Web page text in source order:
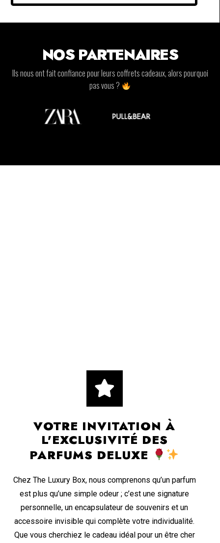
NOS PARTENAIRES
Ils nous ont fait confiance pour leurs coffrets cadeaux, alors pourquoi
pas vous ?
VOTRE INVITATION À
L'EXCLUSIVITÉ DES
PARFUMS DELUXE
Chez The Luxury Box, nous comprenons qu’un parfum
est plus qu’une simple odeur ; c’est une signature
personnelle, un encapsulateur de souvenirs et un
accessoire invisible qui complète votre individualité.
Que vous cherchiez le cadeau idéal pour un être cher